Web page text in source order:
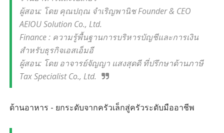
ผู้สอน: โดย คุณปฤณ จำเริญพานิช Founder & CEO
AEIOU Solution Co., Ltd.
Finance : ความรู้พื้นฐานการบริหารบัญชีและการเงิน
สำหรับธุรกิจเอสเอ็มอี
ผู้สอน: โดย อาจารย์จัญญา แสงสุดดี ที่ปรึกษาด้านภาษี
Tax Specialist Co., Ltd.
ด้านอาหาร - ยกระดับจากครัวเล็กสู่ครัวระดับมืออาชีพ